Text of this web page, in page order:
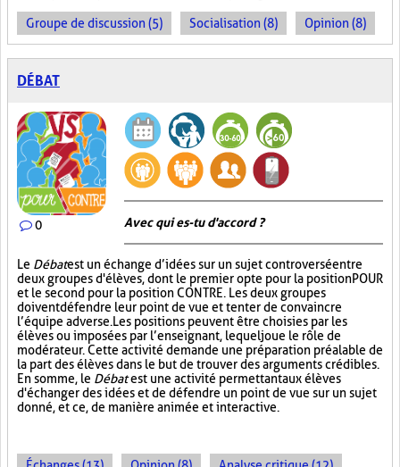
Groupe de discussion (5) Socialisation (8) Opinion (8)
DÉBAT
0 Avec qui es-tu d'accord ?
Le Débatest un échange d’idées sur un sujet controversé entre
deux groupes d'élèves, dont le premier opte pour la position POUR
et le second pour la position CONTRE. Les deux groupes
doivent défendre leur point de vue et tenter de convaincre
l’équipe adverse. Les positions peuvent être choisies par les
élèves ou imposées par l’enseignant, lequel joue le rôle de
modérateur. Cette activité demande une préparation préalable de
la part des élèves dans le but de trouver des arguments crédibles.
En somme, le Débatest une activité permettant aux élèves
d'échanger des idées et de défendre un point de vue sur un sujet
donné, et ce, de manière animée et interactive.